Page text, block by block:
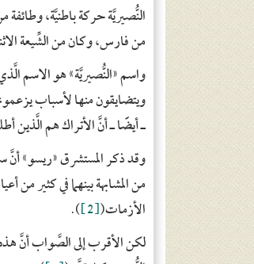
النُّصيريَّة حركة باطنيَّة،
من فارس، وكان من الشِّيعة
واسم «النُّصيريَّة» هو الاسم
ويتضايقون منها لأسباب
ـ أيضًا ـ أنَّ الأتراك هم الَّذين
وقد ذكر المستشرق «ريسو» أنَّ
من المشابهة بينهما في كثير
الأزمات([2]
).
لكن الأقرب إلى الصَّواب أنَّ